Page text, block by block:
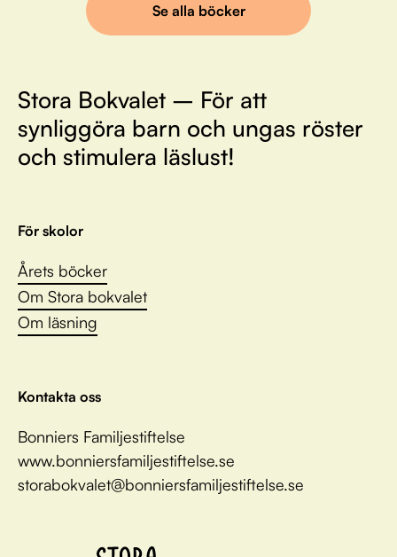
Se alla böcker
Stora Bokvalet – För att
synliggöra barn och ungas röster
och stimulera läslust!
För skolor
Årets böcker
Om Stora bokvalet
Om läsning
Kontakta oss
Bonniers Familjestiftelse
www.bonniersfamiljestiftelse.se
storabokvalet@bonniersfamiljestiftelse.se